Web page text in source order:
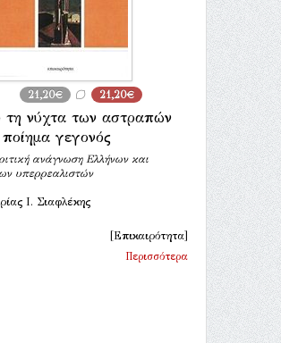
21,20€ 21,20€
τη νύχτα των αστραπών
γεγονός
ανάγνωση Ελλήνων και
υπερρεαλιστών
Ι. Σιαφλέκης
[Επικαιρότητα]
Περισσότερα